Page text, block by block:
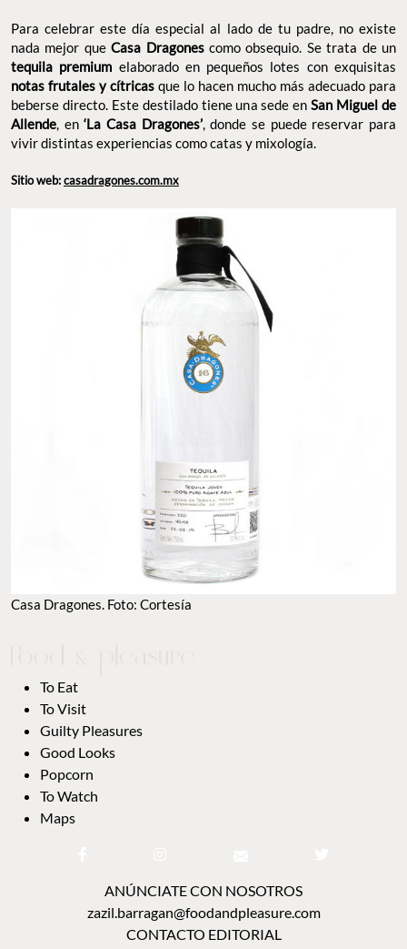
Para celebrar este día especial al lado de tu padre, no existe
nada mejor queCasa Dragonescomo obsequio. Se trata de un
tequila premium elaborado en pequeños lotes con exquisitas
notas frutales y cítricas que lo hacen mucho más adecuado para
beberse directo. Este destilado tiene una sede enSan Miguel de
Allende, en‘La Casa Dragones’, donde se puede reservar para
vivir distintas experiencias como catas y mixología.
Sitio web:casadragones.com.mx
Casa Dragones. Foto: Cortesía
To Eat
To Visit
Guilty Pleasures
Good Looks
Popcorn
To Watch
Maps
ANÚNCIATE CON NOSOTROS
zazil.barragan@foodandpleasure.com
CONTACTO EDITORIAL